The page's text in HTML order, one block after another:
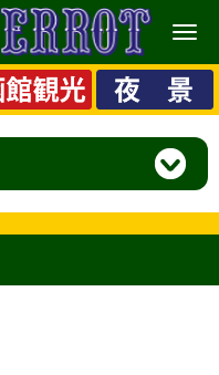
メ
ニ
ュ
ー